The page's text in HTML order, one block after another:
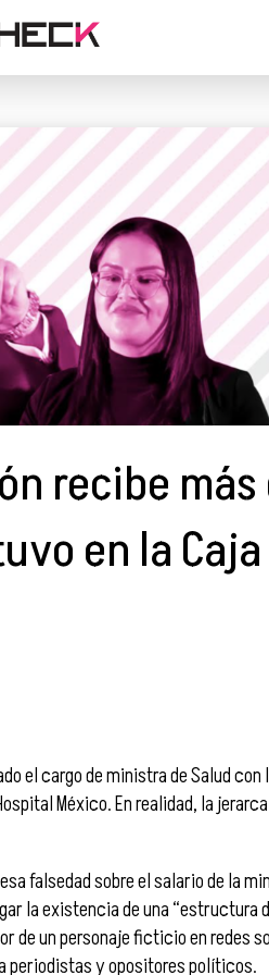
recibe más
en la Caja
el cargo de ministra de Salud con
México. En realidad, la
falsedad sobre el salario de la
la existencia de una “estructura
de un personaje ficticio en redes
periodistas y opositores políticos.